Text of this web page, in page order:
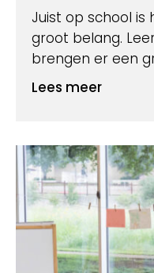
Juist op school is
groot belang.
brengen er een
Lees meer